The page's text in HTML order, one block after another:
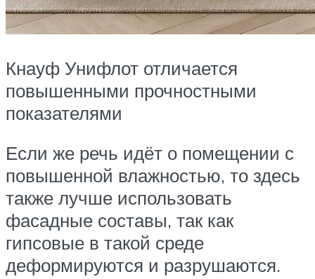
Кнауф Унифлот отличается
повышенными прочностными
показателями
Если же речь идёт о помещении с
повышенной влажностью, то здесь
также лучше использовать
фасадные составы, так как
гипсовые в такой среде
деформируются и разрушаются.